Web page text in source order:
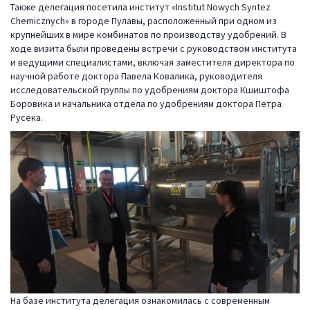
Также делегация посетила институт «Institut Nowych Syntez
Chemicznych» в городе Пулавы, расположенный при одном из
крупнейших в мире комбинатов по производству удобрений. В
ходе визита были проведены встречи с руководством института
и ведущими специалистами, включая заместителя директора по
научной работе доктора Павела Ковалика, руководителя
исследовательской группы по удобрениям доктора Кшиштофа
Боровика и начальника отдела по удобрениям доктора Петра
Русека.
На базе института делегация ознакомилась с современным